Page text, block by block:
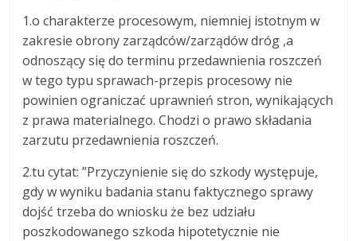
1.o charakterze procesowym, niemniej istotnym w
zakresie obrony zarządców/zarządów dróg ,a
odnoszący się do terminu przedawnienia roszczeń
w tego typu sprawach-przepis procesowy nie
powinien ograniczać uprawnień stron, wynikających
z prawa materialnego. Chodzi o prawo składania
zarzutu przedawnienia roszczeń.
2.tu cytat: ”Przyczynienie się do szkody występuje,
gdy w wyniku badania stanu faktycznego sprawy
dojść trzeba do wniosku że bez udziału
poszkodowanego szkoda hipotetycznie nie